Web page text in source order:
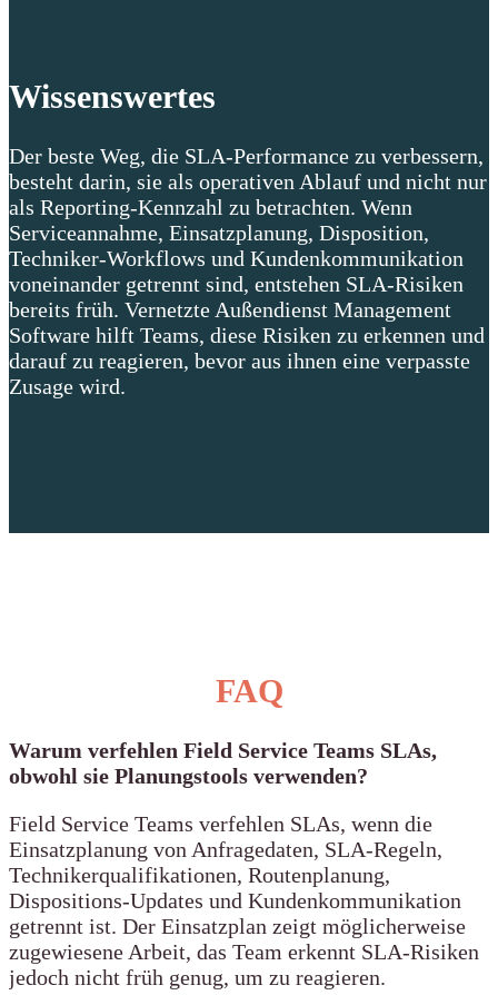
Wissenswertes
Der beste Weg, die SLA-Performance zu verbessern,
besteht darin, sie als operativen Ablauf und nicht nur
als Reporting-Kennzahl zu betrachten. Wenn
Serviceannahme, Einsatzplanung, Disposition,
Techniker-Workflows und Kundenkommunikation
voneinander getrennt sind, entstehen SLA-Risiken
bereits früh. Vernetzte Außendienst Management
Software hilft Teams, diese Risiken zu erkennen und
darauf zu reagieren, bevor aus ihnen eine verpasste
Zusage wird.
FAQ
Warum verfehlen Field Service Teams SLAs,
obwohl sie Planungstools verwenden?
Field Service Teams verfehlen SLAs, wenn die
Einsatzplanung von Anfragedaten, SLA-Regeln,
Technikerqualifikationen, Routenplanung,
Dispositions-Updates und Kundenkommunikation
getrennt ist. Der Einsatzplan zeigt möglicherweise
zugewiesene Arbeit, das Team erkennt SLA-Risiken
jedoch nicht früh genug, um zu reagieren.